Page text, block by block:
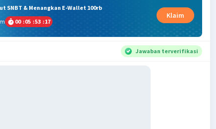
SNBT & Menangkan E-Wallet 100rb
00 :05 :53 :16
Klaim
Jawaban terverifikasi